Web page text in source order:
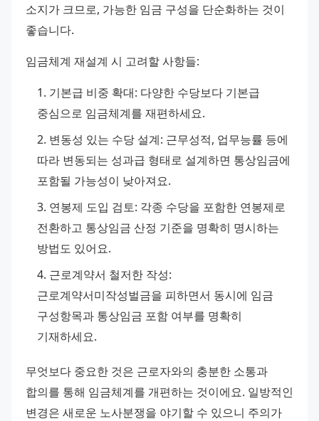
소지가 크므로, 가능한 임금 구성을 단순화하는 것이
좋습니다.
임금체계 재설계 시 고려할 사항들:
기본급 비중 확대: 다양한 수당보다 기본급
중심으로 임금체계를 재편하세요.
변동성 있는 수당 설계: 근무성적, 업무능률 등에
따라 변동되는 성과급 형태로 설계하면 통상임금에
포함될 가능성이 낮아져요.
연봉제 도입 검토: 각종 수당을 포함한 연봉제로
전환하고 통상임금 산정 기준을 명확히 명시하는
방법도 있어요.
근로계약서 철저한 작성:
근로계약서미작성벌금을 피하면서 동시에 임금
구성항목과 통상임금 포함 여부를 명확히
기재하세요.
무엇보다 중요한 것은 근로자와의 충분한 소통과
합의를 통해 임금체계를 개편하는 것이에요. 일방적인
변경은 새로운 노사분쟁을 야기할 수 있으니 주의가